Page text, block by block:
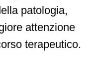
patologia,
attenzione
terapeutico.